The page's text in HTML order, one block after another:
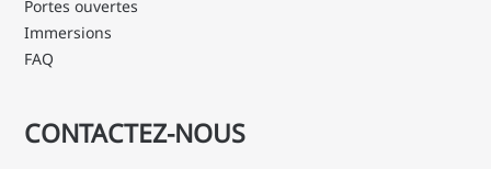
Portes ouvertes
Immersions
FAQ
CONTACTEZ-NOUS